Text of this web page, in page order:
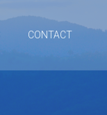
CONTACT